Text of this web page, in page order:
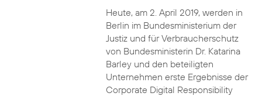
Heute, am 2. April 2019, werden in
Berlin im Bundesministerium der
Justiz und für Verbraucherschutz
von Bundesministerin Dr. Katarina
Barley und den beteiligten
Unternehmen erste Ergebnisse der
Corporate Digital Responsibility